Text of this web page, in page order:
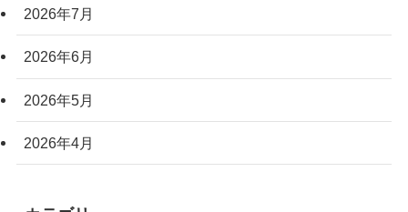
2026年7月
2026年6月
2026年5月
2026年4月